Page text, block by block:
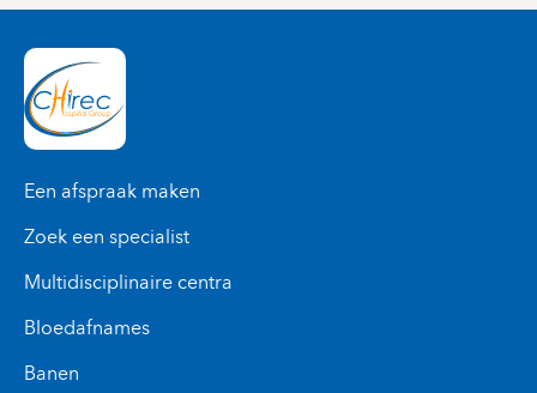
Een afspraak maken
Zoek een specialist
Multidisciplinaire centra
Bloedafnames
Banen